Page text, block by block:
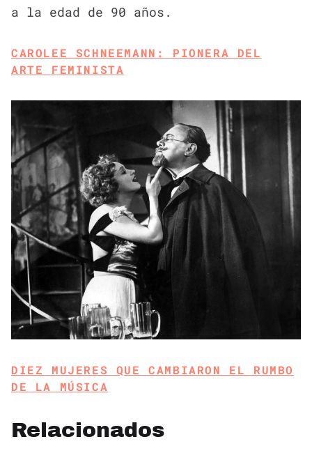
a la edad de 90 años.
CAROLEE SCHNEEMANN: PIONERA DEL
ARTE FEMINISTA
DIEZ MUJERES QUE CAMBIARON EL RUMBO
DE LA MÚSICA
Relacionados